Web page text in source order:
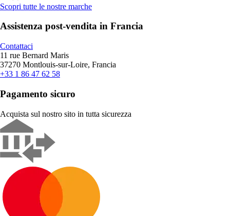
Scopri tutte le nostre marche
Assistenza post-vendita in Francia
Contattaci
11 rue Bernard Maris
37270 Montlouis-sur-Loire, Francia
+33 1 86 47 62 58
Pagamento sicuro
Acquista sul nostro sito in tutta sicurezza